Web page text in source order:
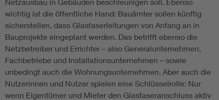
wichtig ist die öffentliche Hand: Bauämter sollen künftig
sicherstellen, dass Glasfaserleitungen von Anfang an in
Bauprojekte eingeplant werden. Das betrifft ebenso die
Netzbetreiber und Errichter – also Generalunternehmen,
Fachbetriebe und Installations­unternehmen – sowie
unbedingt auch die Wohnungsunternehmen. Aber auch die
Nutzerinnen und Nutzer spielen eine Schlüsselrolle: Nur
wenn Eigentümer und Mieter den Glasfaseranschluss aktiv